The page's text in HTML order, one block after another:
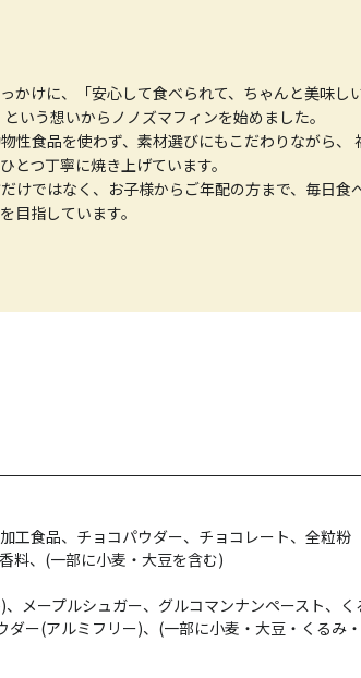
かけに、「安心して食べられて、ちゃんと美味し
いう想いからノノズマフィンを始めました。
性食品を使わず、素材選びにもこだわりながら、
とつ丁寧に焼き上げています。
けではなく、お子様からご年配の方まで、毎日食
目指しています。
工食品、チョコパウダー、チョコレート、全粒粉
料、(一部に小麦・大豆を含む)
メープルシュガー、グルコマンナンペースト、く
ー(アルミフリー)、(一部に小麦・大豆・くるみ